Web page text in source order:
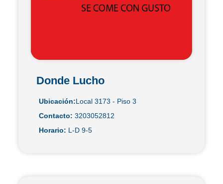
Donde Lucho
Ubicación:Local 3173 - Piso 3
Contacto: 3203052812
Horario: L-D 9-5